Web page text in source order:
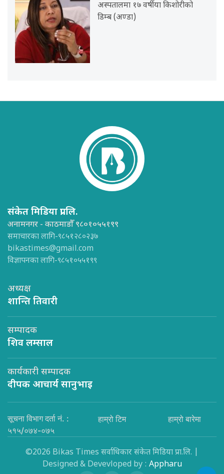
अस्पतालमा १७ वर्षीया किशोरीको
डिम्ब (अण्डा)
संकेत मिडिया प्रा.लि.
अनामनगर - काठमाडौँ ९८०१०५५१९९
समाचारका लागि-९८५१२८०२३७
bikastimes@gmail.com
विज्ञापनका लागि-९८५१०५५१९९
अध्यक्ष
शान्ति तिवारी
सम्पादक
शिव लम्साल
कार्यकारी सम्पादक
दीपक आचार्य सानुभाइ
सूचना विभाग दर्ता नं. :
५१५/०७४-०७५
हाम्रो टिम हाम्रो बारेमा
©2026 Bikas Times सर्वाधिकार संकेत मिडिया प्रा.लि. |
Designed & Devevloped by : Appharu